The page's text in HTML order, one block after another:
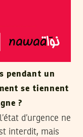
pendant un
se tiennent
?
d’urgence ne
interdit, mais